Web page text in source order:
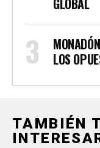
GLOBAL
LOS
TAMBIÉN